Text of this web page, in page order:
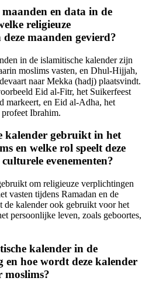
en data in de
religieuze
maanden gevierd?
in de islamitische kalender zijn
moslims vasten, en Dhul-Hijjah,
naar Mekka (hadj) plaatsvindt.
Eid al-Fitr, het Suikerfeest
markeert, en Eid al-Adha, het
Ibrahim.
kalender gebruikt in het
en welke rol speelt deze
evenementen?
om religieuze verplichtingen
vasten tijdens Ramadan en de
kalender ook gebruikt voor het
persoonlijke leven, zoals geboortes,
kalender in de
en hoe wordt deze kalender